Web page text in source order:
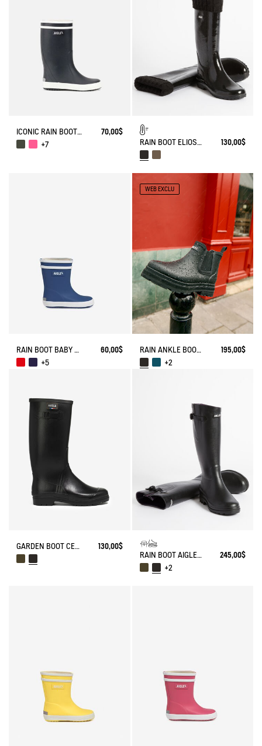
ICONIC RAIN BOOT LOLLY POP
70,00$
+7
RAIN BOOT ELIOSA FUR-LINED 130,00$
RAIN BOOT BABY FLAC
60,00$
+5
WEB EXCLU
RAIN ANKLE BOOT SOFT RAIN
195,00$
+2
GARDEN BOOT CESSAC
130,00$
RAIN BOOT AIGLENTINE
245,00$
+2